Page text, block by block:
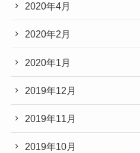
2020年4月
2020年2月
2020年1月
2019年12月
2019年11月
2019年10月